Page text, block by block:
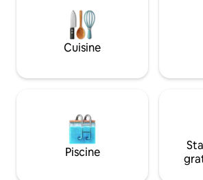
d'électricité est facturée séparément,
elle varie entre 2 et 6 dollars par jour,
selon l'utilisation. Le bois de chauffage
est également facturé séparément au
Cuisine
Piscine